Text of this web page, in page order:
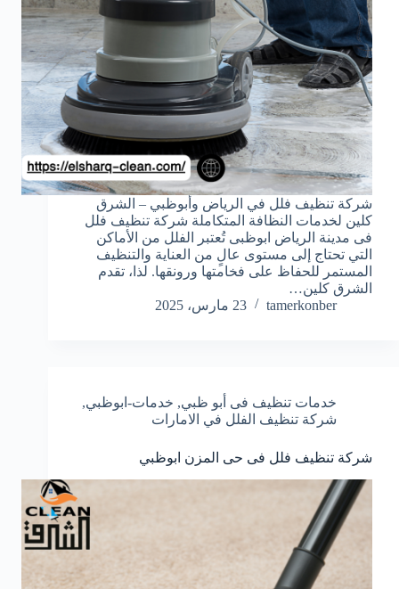
شركة تنظيف فلل في الرياض وأبوظبي – الشرق
كلين لخدمات النظافة المتكاملة شركة تنظيف فلل
فى مدينة الرياض ابوظبى تُعتبر الفلل من الأماكن
التي تحتاج إلى مستوى عالٍ من العناية والتنظيف
المستمر للحفاظ على فخامتها ورونقها. لذا، تقدم
الشرق كلين…
tamerkonber
23 مارس، 2025
خدمات تنظيف فى أبو ظبي, خدمات-ابوظبي,
شركة تنظيف الفلل في الامارات
شركة تنظيف فلل فى حى المزن ابوظبي